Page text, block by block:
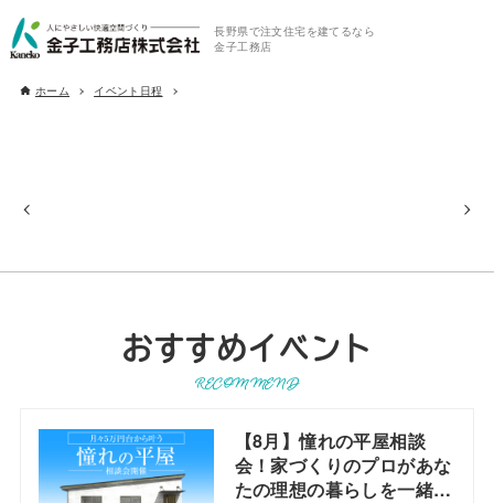
長野県で注文住宅を建てるなら
金子工務店
ホーム イベント日程
おすすめイベント
RECOMMEND
【8月】憧れの平屋相談
会！家づくりのプロがあな
たの理想の暮らしを一緒に